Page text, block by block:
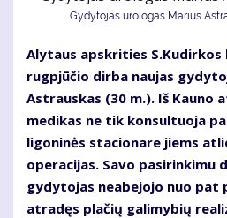
Gydytojas urologas Marius
Alytaus apskrities S.Kudirkos
rugpjūčio dirba naujas
Astrauskas (30 m.). Iš Kauno
medikas ne tik konsultuoja
ligoninės stacionare jiems
operacijas. Savo pasirinkimu
gydytojas neabejojo nuo pat
atradęs plačių galimybių